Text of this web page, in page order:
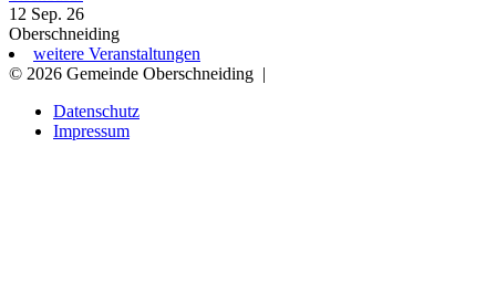
12 Sep. 26
Oberschneiding
weitere Veranstaltungen
© 2026 Gemeinde Oberschneiding |
Datenschutz
Impressum